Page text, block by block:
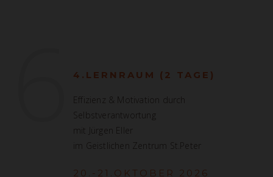
4.LERNRAUM (2 TAGE)
Effizienz & Motivation durch
Selbstverantwortung
mit Jürgen Eller
im Geistlichen Zentrum St.Peter
20.-21.OKTOBER 2026